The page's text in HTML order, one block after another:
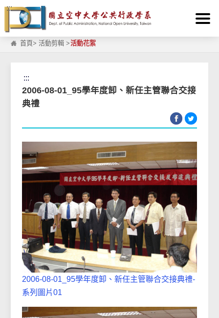
跳到主要內容區塊
:::
首頁>活動剪輯 >活動花絮
:::
2006-08-01_95學年度卸、新任主管聯合交接
典禮
2006-08-01_95學年度卸、新任主管聯合交接典禮-
系列圖片01